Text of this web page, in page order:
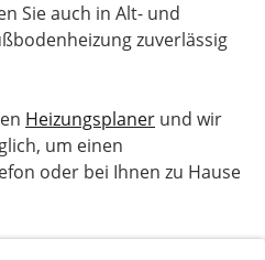
Sie auch in Alt- und
zuverlässig
Heizungsplaner und wir
um einen
oder bei Ihnen zu Hause
steigern und auf die